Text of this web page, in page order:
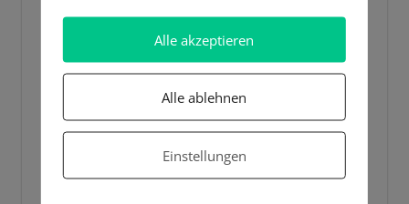
Alle akzeptieren
Alle ablehnen
Einstellungen